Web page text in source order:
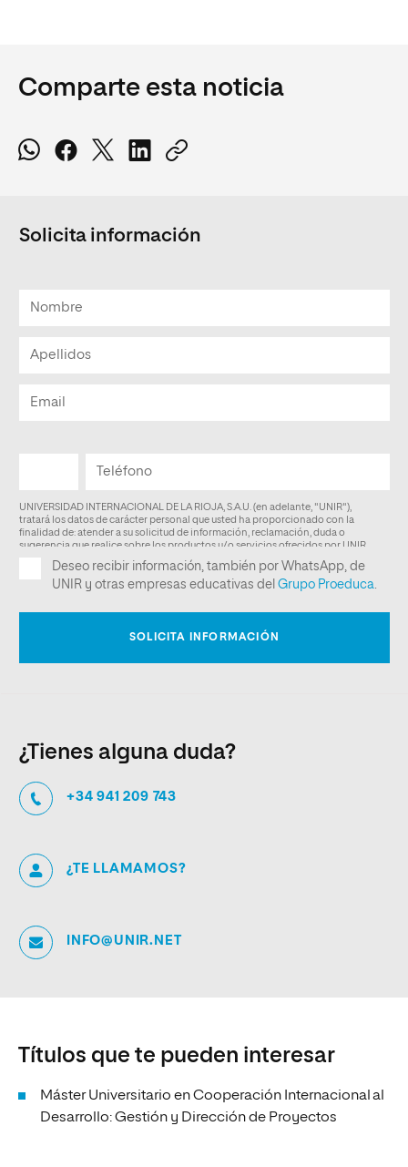
Comparte esta noticia
Solicita información
¿Tienes alguna duda?
+34 941 209 743
¿TE LLAMAMOS?
INFO@UNIR.NET
Títulos que te pueden interesar
Máster Universitario en Cooperación Internacional al
Desarrollo: Gestión y Dirección de Proyectos